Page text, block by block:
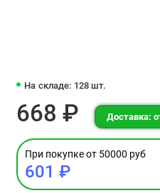
На складе: 128 шт.
668 ₽ Доставка:
При покупке от 50000 руб
601 ₽